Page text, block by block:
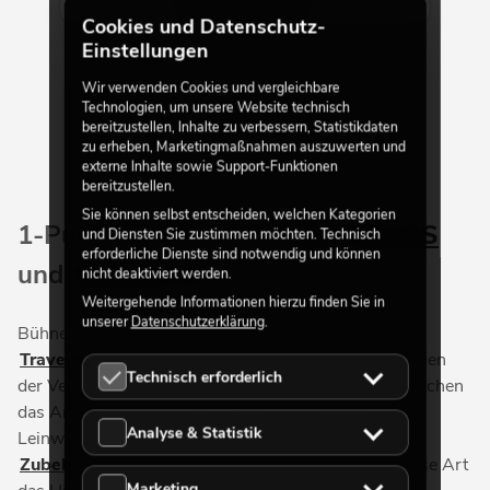
1-Punkt-Systeme vonALUTRUSS
und EUROLITE
Bühnen, Messestände, Schaufensterdekorationen:
Traversensind nicht aus den verschiedenen Bereichen
der Veranstaltungstechnik wegzudenken. Sie ermöglichen
das Anbringen von Scheinwerfern, Vorhängen oder
Leinwänden. Traversen sowie ihr entsprechendes
Zubehörmachen aus einer einfachen Bühne auf diese Art
Cookies und Datenschutz-
Einstellungen
Wir verwenden Cookies und vergleichbare
Technologien, um unsere Website technisch
bereitzustellen, Inhalte zu verbessern, Statistikdaten
zu erheben, Marketingmaßnahmen auszuwerten und
externe Inhalte sowie Support-Funktionen
bereitzustellen.
Sie können selbst entscheiden, welchen Kategorien
und Diensten Sie zustimmen möchten. Technisch
erforderliche Dienste sind notwendig und können
nicht deaktiviert werden.
Weitergehende Informationen hierzu finden Sie in
unsererDatenschutzerklärung.
Technisch erforderlich
Analyse & Statistik